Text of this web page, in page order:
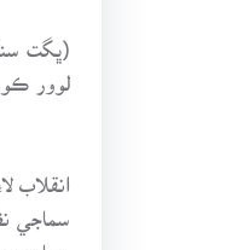
لوور
انقلاب
سماجي
سماج